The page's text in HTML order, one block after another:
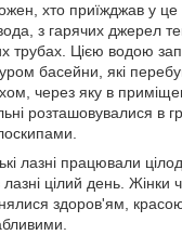
хто приїжджав у це
з гарячих джерел
трубах. Цією водою
басейни, які
через яку в
розташовувалися в
лазні працювали
цілий день. Жінки
здоров'ям,